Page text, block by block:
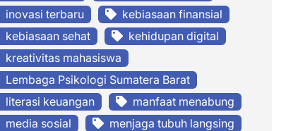
inovasi terbaru
kebiasaan finansial
kebiasaan sehat
kehidupan digital
kreativitas mahasiswa
Lembaga Psikologi Sumatera Barat
literasi keuangan
manfaat menabung
media sosial
menjaga tubuh langsing